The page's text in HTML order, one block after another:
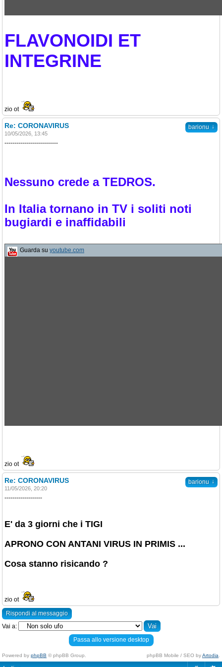
FLAVONOIDI ET
INTEGRINE
zio ot
barionu ↓
Re: CORONAVIRUS
10/05/2026, 13:45
---------------------------
Nessuno crede a TEDROS.
In Italia tornano in TV i soliti noti
bugiardi e inaffidabili
Guarda su youtube.com
zio ot
barionu ↓
Re: CORONAVIRUS
11/05/2026, 20:20
-------------------
E' da 3 giorni che i TIGI
APRONO CON ANTANI VIRUS IN PRIMIS ...
Cosa stanno risicando ?
zio ot
Rispondi al messaggio
Vai a:
Passa allo versione desktop
Powered by phpBB © phpBB Group. phpBB Mobile / SEO byArtodia